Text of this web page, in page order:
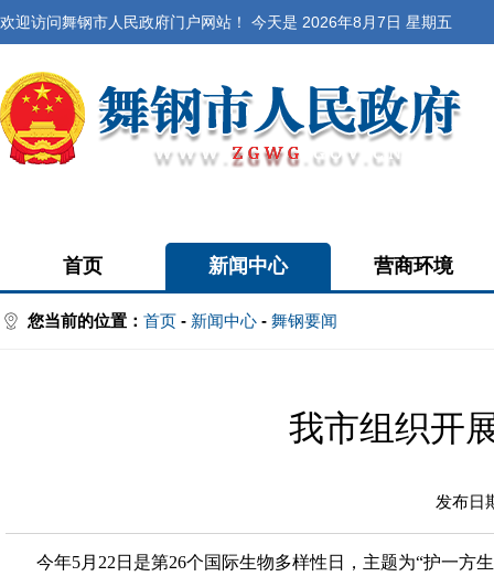
欢迎访问舞钢市人民政府门户网站！ 今天是 2026年8月7日 星期五
首页 新闻中心 营商环境
您当前的位置： 首页 - 新闻中心 - 舞钢要闻
我市组织开
发布日
今年5月22日是第26个国际生物多样性日，主题为“护一